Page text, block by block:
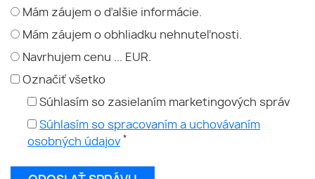
Mám záujem o ďalšie informácie.
Mám záujem o obhliadku nehnuteľnosti.
Navrhujem cenu ... EUR.
Označiť všetko
Súhlasím so zasielaním marketingových správ
Súhlasím so spracovaním a uchovávaním
osobných údajov *